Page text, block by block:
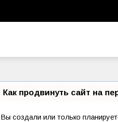
Как продвинуть сайт на
Вы создали или только